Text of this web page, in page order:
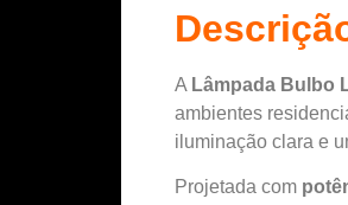
A Lâmpada Bulbo
ambientes
iluminação clara e
Projetada com